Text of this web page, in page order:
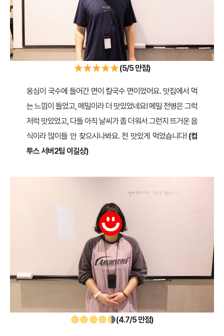
(5/5 만점)
옹심이 국수에 들어간 면이 칼국수 면이었어요. 맛집에서 먹
는 느낌이 들었고, 메밀이라 더 맛있었네요! 메밀 전병은 그럭
저럭 맛있었고, 다들 아직 날씨가 좀 더워서 그런지 뜨거운 음
식이라 많이들 안 찾으시나봐요. 전 맛있게 먹었습니다! (컴
투스 서버2팀 이길상)
(4.7/5 만점)